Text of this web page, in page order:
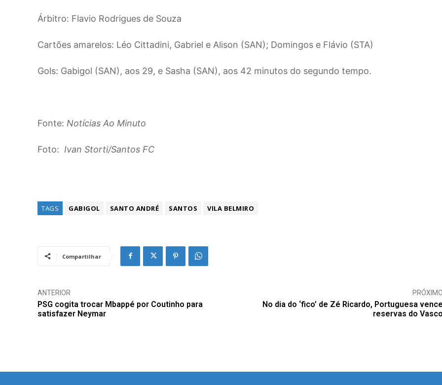
Árbitro: Flavio Rodrigues de Souza
Cartões amarelos: Léo Cittadini, Gabriel e Alison (SAN); Domingos e Flávio (STA)
Gols: Gabigol (SAN), aos 29, e Sasha (SAN), aos 42 minutos do segundo tempo.
Fonte: Notícias Ao Minuto
Foto: Ivan Storti/Santos FC
TAGS GABIGOL SANTO ANDRÉ SANTOS VILA BELMIRO
Compartilhar
ANTERIOR
PSG cogita trocar Mbappé por Coutinho para
satisfazer Neymar
No dia do ‘fico’ de Zé Ricardo, Portuguesa
reservas do